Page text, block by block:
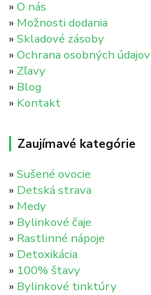
»O nás
» Možnosti dodania
»Skladové zásoby
»Ochrana osobných údajov
» Zľavy
» Blog
» Kontakt
Zaujímavé kategórie
»Sušené ovocie
» Detská strava
» Medy
» Bylinkové čaje
» Rastlinné nápoje
» Detoxikácia
» 100% štavy
» Bylinkové tinktúry